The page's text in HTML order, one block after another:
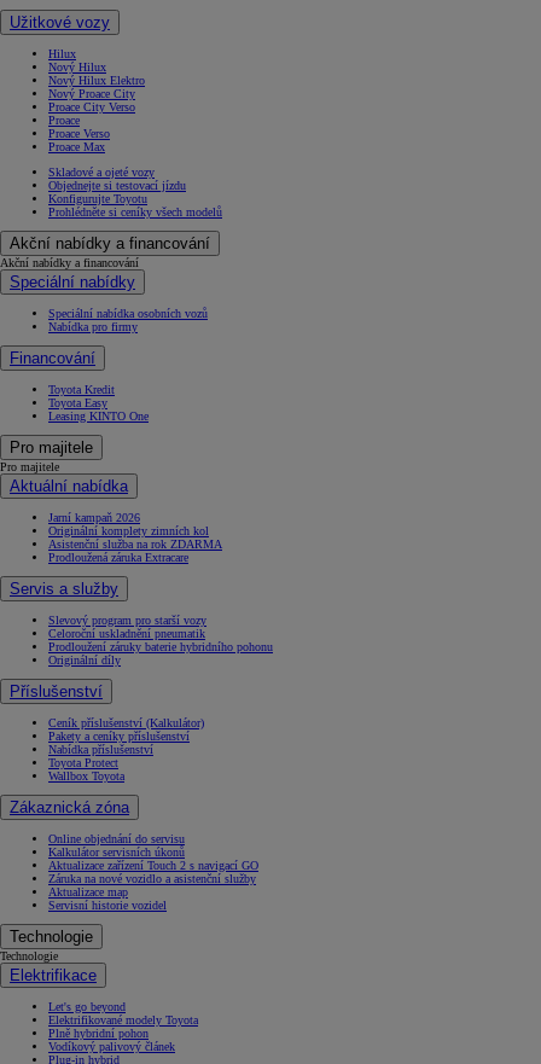
Užitkové vozy
Hilux
Nový Hilux
Nový Hilux Elektro
Nový Proace City
Proace City Verso
Proace
Proace Verso
Proace Max
Skladové a ojeté vozy
Objednejte si testovací jízdu
Konfigurujte Toyotu
Prohlédněte si ceníky všech modelů
Akční nabídky a financování
Akční nabídky a financování
Speciální nabídky
Speciální nabídka osobních vozů
Nabídka pro firmy
Financování
Toyota Kredit
Toyota Easy
Leasing KINTO One
Pro majitele
Pro majitele
Aktuální nabídka
Jarní kampaň 2026
Originální komplety zimních kol
Asistenční služba na rok ZDARMA
Prodloužená záruka Extracare
Servis a služby
Slevový program pro starší vozy
Celoroční uskladnění pneumatik
Prodloužení záruky baterie hybridního pohonu
Originální díly
Příslušenství
Ceník příslušenství (Kalkulátor)
Pakety a ceníky příslušenství
Nabídka příslušenství
Toyota Protect
Wallbox Toyota
Zákaznická zóna
Online objednání do servisu
Kalkulátor servisních úkonů
Aktualizace zařízení Touch 2 s navigací GO
Záruka na nové vozidlo a asistenční služby
Aktualizace map
Servisní historie vozidel
Technologie
Technologie
Elektrifikace
Let's go beyond
Elektrifikované modely Toyota
Plně hybridní pohon
Vodíkový palivový článek
Plug-in hybrid